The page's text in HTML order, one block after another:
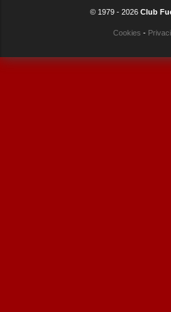
© 1979 - 2026 Club
Cookies -